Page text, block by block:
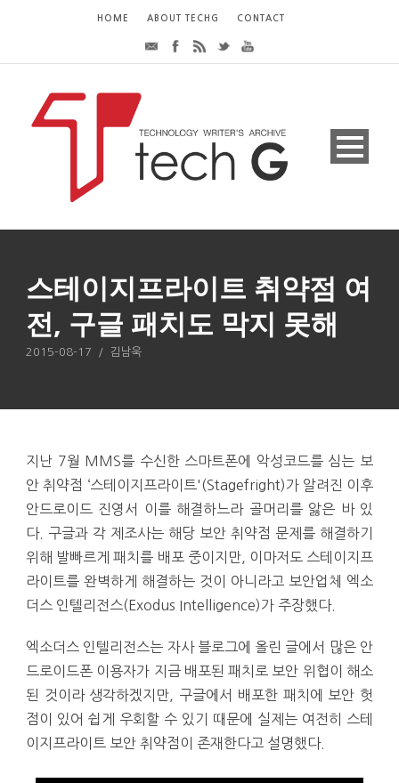
HOME ABOUT TECHG CONTACT
스테이지프라이트 취약점 여
전, 구글 패치도 막지 못해
2015-08-17 / 김남욱
지난 7월 MMS를 수신한 스마트폰에 악성코드를 심는 보
안 취약점 ‘스테이지프라이트'(Stagefright)가 알려진 이후
안드로이드 진영서 이를 해결하느라 골머리를 앓은 바 있
다. 구글과 각 제조사는 해당 보안 취약점 문제를 해결하기
위해 발빠르게 패치를 배포 중이지만, 이마저도 스테이지프
라이트를 완벽하게 해결하는 것이 아니라고 보안업체 엑소
더스 인텔리전스(Exodus Intelligence)가 주장했다.
엑소더스 인텔리전스는 자사 블로그에 올린 글에서 많은 안
드로이드폰 이용자가 지금 배포된 패치로 보안 위협이 해소
된 것이라 생각하겠지만, 구글에서 배포한 패치에 보안 헛
점이 있어 쉽게 우회할 수 있기 때문에 실제는 여전히 스테
이지프라이트 보안 취약점이 존재한다고 설명했다.